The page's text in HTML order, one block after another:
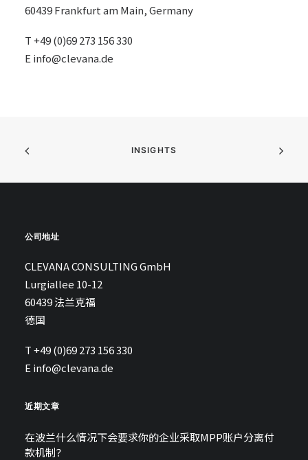
60439 Frankfurt am Main, Germany
T +49 (0)69 273 156 330
E info@clevana.de
INSIGHTS
公司地址
CLEVANA CONSULTING GmbH
Lurgiallee 10-12
60439 法兰克福
德国
T +49 (0)69 273 156 330
E info@clevana.de
近期文章
在波兰什么情况下会要求你的企业采取MPP账户分离付
款机制？